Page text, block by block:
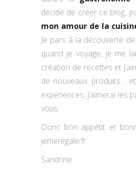
décidé de créer ce blog,
mon amour de la
Je pars à la découverte
quand je voyage, je me
création de recettes et
de nouveaux produits…
expériences, j’aimerai les
vous.
Donc bon appétit et
jemeregale.fr
Sandrine